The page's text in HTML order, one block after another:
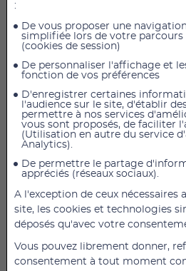
44,35 € TTC
36,96 €HT
AJOUTER AU
Thermomètre sans contact
Enonce clairement votre
Prise de température fiable
corporel
Idéal dans le cas de maladies
Description
Ce thermomètre prend une
:
De vous proposer une
simplifiée lors de votre parcours
(cookies de session)
De personnaliser l'affichage et
fonction de vos préférences
D'enregistrer certaines
l'audience sur le site, d'établir
permettre à nos services
vous sont proposés, de faciliter
(Utilisation en autre du service
Analytics).
De permettre le partage
appréciés (réseaux sociaux).
A l'exception de ceux nécessaires
site, les cookies et technologies
déposés qu'avec votre
Vous pouvez librement donner,
consentement à tout moment